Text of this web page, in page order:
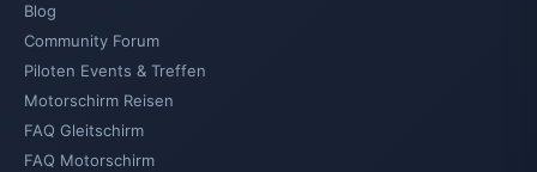
Blog
Community Forum
Piloten Events & Treffen
Motorschirm Reisen
FAQ Gleitschirm
FAQ Motorschirm